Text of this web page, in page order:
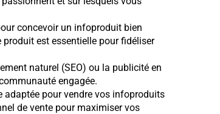
concevoir un infoproduit bien
est essentielle pour fidéliser
naturel (SEO) ou la publicité en
engagée.
adaptée pour vendre vos infoproduits
de vente pour maximiser vos